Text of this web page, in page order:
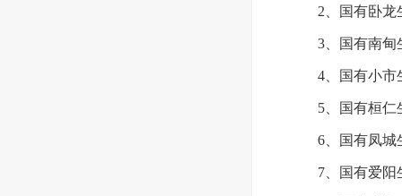
2、国有卧龙
3、国有南甸
4、国有小市
5、国有桓仁
6、国有凤城
7、国有爱阳